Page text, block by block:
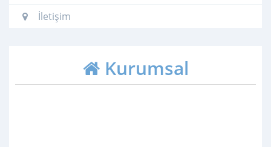
İletişim
Kurumsal